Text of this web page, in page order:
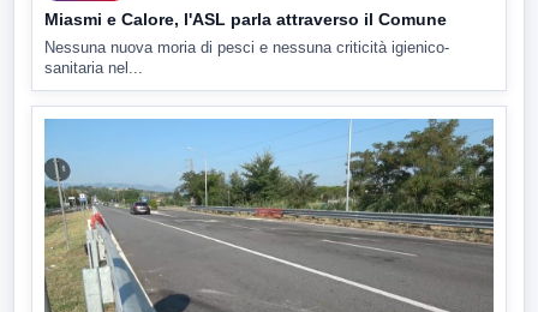
Miasmi e Calore, l'ASL parla attraverso il Comune
Nessuna nuova moria di pesci e nessuna criticità igienico-
sanitaria nel...